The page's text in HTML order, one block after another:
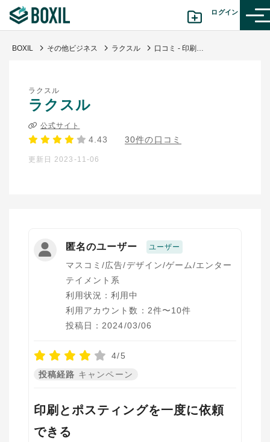
ログイン
診断から探す(β版)
記事から探す
BOXILの使い方ガイド
BOXIL その他ビジネス ラクスル 口コミ - 印刷とポスティングを一度に依頼できる
ラクスル
ラクスル
公式サイト
4.43 30件の口コミ
更新日 2023-11-06
匿名のユーザー ユーザー
マスコミ/広告/デザイン/ゲーム/エンター
テイメント系
利用状況：利用中
利用アカウント数：2件〜10件
投稿日：2024/03/06
4/5
投稿経路 キャンペーン
印刷とポスティングを一度に依頼
できる